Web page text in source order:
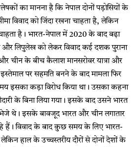
का मानना है कि नेपाल दोनों पड़ोसियों के
विवाद को जिंदा रखना चाहता है, लेकिन
है। भारत-नेपाल में 2020 के बाद बढ़ा
और लिपुलेख को लेकर विवाद कई दशक पुराना
चीन के बीच कैलाश मानसरोवर यात्रा और
पर सहमति बनने के बाद मामला फिर
इसका कड़ा विरोध किया था। उसका कहना
के बिना लिया गया। इसके बाद उसने भारत
भेजे थे। इसके बावजूद भारत और चीन लगातार
हैं। विवाद के बाद कुछ समय के लिए भारत-
लेकिन हाल के उच्चस्तरीय दौरों से दोनों देशों के